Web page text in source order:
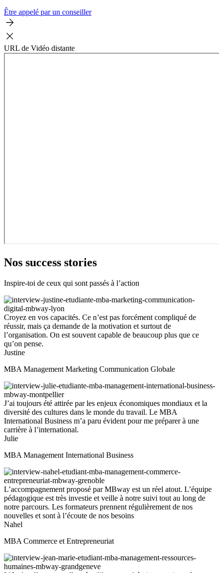
Être appelé par un conseiller
URL de Vidéo distante
Nos success stories
Inspire-toi de ceux qui sont passés à l’action
Croyez en vos capacités. Ce n’est pas forcément compliqué de
réussir, mais ça demande de la motivation et surtout de
l’organisation. On est souvent capable de beaucoup plus que ce
qu’on pense.
Justine
MBA Management Marketing Communication Globale
J’ai toujours été attirée par les enjeux économiques mondiaux et la
diversité des cultures dans le monde du travail. Le MBA
International Business m’a paru évident pour me préparer à une
carrière à l’international.
Julie
MBA Management International Business
L’accompagnement proposé par MBway est un réel atout. L’équipe
pédagogique est très investie et veille à notre suivi tout au long de
notre parcours. Les formateurs prennent régulièrement de nos
nouvelles et sont à l’écoute de nos besoins
Nahel
MBA Commerce et Entrepreneuriat